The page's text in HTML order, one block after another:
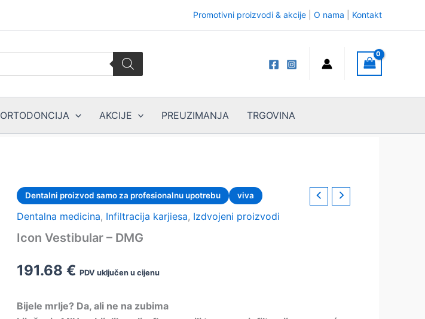
Promotivni proizvodi & akcije O nama Kontakt
ORTODONCIJA AKCIJE PREUZIMANJA TRGOVINA
Dentalni proizvod samo za profesionalnu upotrebu viva
Dentalna medicina, Infiltracija karjiesa, Izdvojeni proizvodi
Icon Vestibular – DMG
191.68€ PDV uključen u cijenu
Bijele mrlje? Da, ali ne na zubima